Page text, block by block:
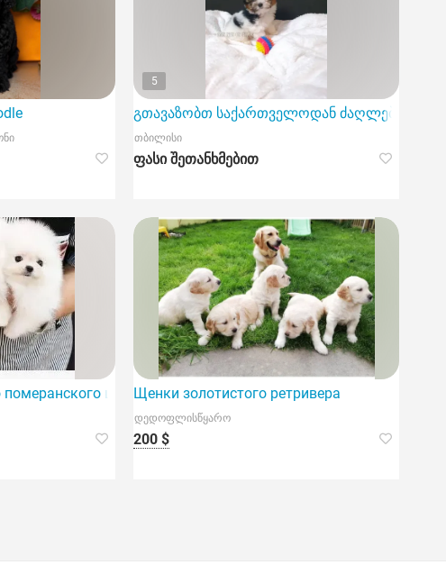
5
გთავაზობთ საქართველოდან ძაღლების
თბილისი
ფასი შეთანხმებით
шпицаЩенки золотистого ретривера
დედოფლისწყარო
200 $